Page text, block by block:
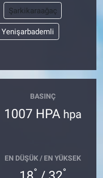
Şarkikaraağaç
Yenişarbademli
BASINÇ
1007 HPA hpa
EN DÜŞÜK / EN YÜKSEK
° °